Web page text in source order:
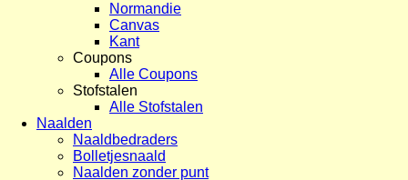
Normandie
Canvas
Kant
Coupons
Alle Coupons
Stofstalen
Alle Stofstalen
Naalden
Naaldbedraders
Bolletjesnaald
Naalden zonder punt